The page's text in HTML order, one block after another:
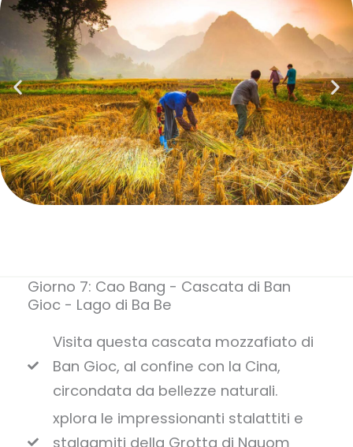
Giorno 7: Cao Bang - Cascata di Ban
Gioc - Lago di Ba Be
Visita questa cascata mozzafiato di
Ban Gioc, al confine con la Cina,
circondata da bellezze naturali.
xplora le impressionanti stalattiti e
stalagmiti della Grotta di Nguom